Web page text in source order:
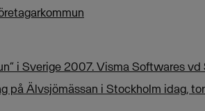
i Sverige 2007. Visma Softwares
på Älvsjömässan i Stockholm idag,